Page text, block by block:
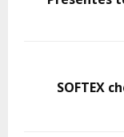
SOFTEX